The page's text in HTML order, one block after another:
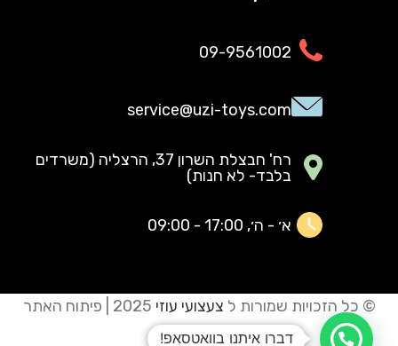
09-9561002
service@uzi-toys.com
רח' חבצלת השרון 37, הרצליה (משרדים
בלבד- לא חנות)
א׳ - ה׳, 17:00 - 09:00
© כל הזכויות שמורות ל צעצועי עוזי
JUNAMI
דברו איתנו בוואטסאפ!